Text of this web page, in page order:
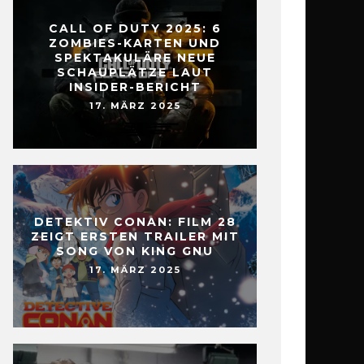
CALL OF DUTY 2025: 6
ZOMBIES-KARTEN UND
SPEKTAKULÄRE NEUE
SCHAUPLÄTZE LAUT
INSIDER-BERICHT
17. MÄRZ 2025
DETEKTIV CONAN: FILM 28
ZEIGT ERSTEN TRAILER MIT
SONG VON KING GNU
17. MÄRZ 2025